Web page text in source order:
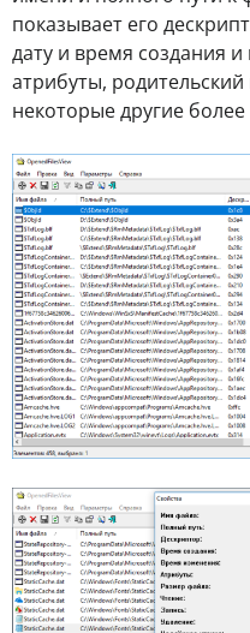
показывает его
дату и время создания
атрибуты,
некоторые другие